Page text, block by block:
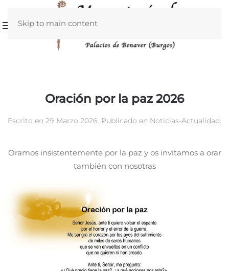
Skip to main content
Oración por la paz 2026
Escrito en 29 Marzo 2026. Publicado en Noticias-Actualidad.
Oramos insistentemente por la paz y os invitamos a orar
también con nosotras